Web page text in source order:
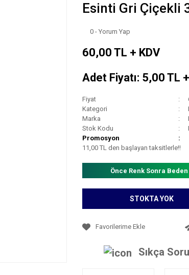
Esinti Gri Çiçekli
0 - Yorum Yap
60,00 TL + KDV
Adet Fiyatı: 5,00 TL
Fiyat
Kategori
Marka
Stok Kodu
Promosyon
11,00 TL den başlayan taksitlerle!!
Önce Renk Sonra
STOKTA YOK
Sıkça